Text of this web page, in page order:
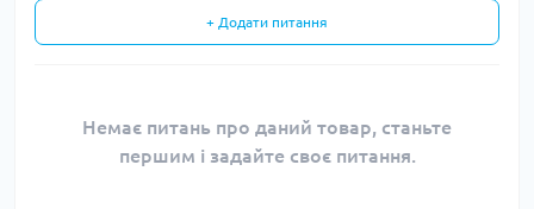
+ Додати питання
Немає питань про даний товар, станьте
першим і задайте своє питання.